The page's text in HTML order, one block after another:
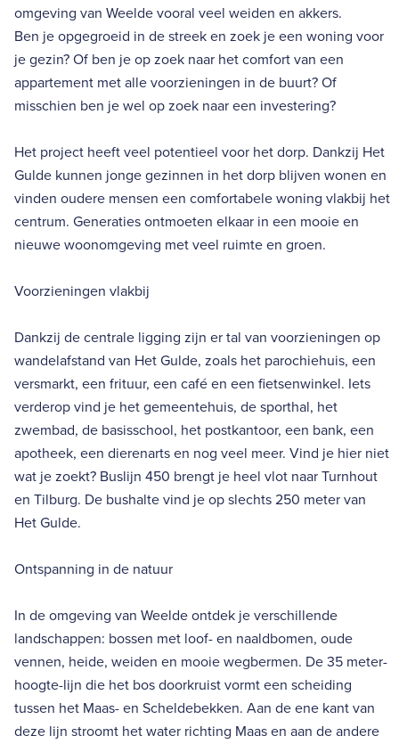
omgeving van Weelde vooral veel weiden en akkers.
Ben je opgegroeid in de streek en zoek je een woning voor
je gezin? Of ben je op zoek naar het comfort van een
appartement met alle voorzieningen in de buurt? Of
misschien ben je wel op zoek naar een investering?
Het project heeft veel potentieel voor het dorp. Dankzij Het
Gulde kunnen jonge gezinnen in het dorp blijven wonen en
vinden oudere mensen een comfortabele woning vlakbij het
centrum. Generaties ontmoeten elkaar in een mooie en
nieuwe woonomgeving met veel ruimte en groen.
Voorzieningen vlakbij
Dankzij de centrale ligging zijn er tal van voorzieningen op
wandelafstand van Het Gulde, zoals het parochiehuis, een
versmarkt, een frituur, een café en een fietsenwinkel. Iets
verderop vind je het gemeentehuis, de sporthal, het
zwembad, de basisschool, het postkantoor, een bank, een
apotheek, een dierenarts en nog veel meer. Vind je hier niet
wat je zoekt? Buslijn 450 brengt je heel vlot naar Turnhout
en Tilburg. De bushalte vind je op slechts 250 meter van
Het Gulde.
Ontspanning in de natuur
In de omgeving van Weelde ontdek je verschillende
landschappen: bossen met loof- en naaldbomen, oude
vennen, heide, weiden en mooie wegbermen. De 35 meter-
hoogte-lijn die het bos doorkruist vormt een scheiding
tussen het Maas- en Scheldebekken. Aan de ene kant van
deze lijn stroomt het water richting Maas en aan de andere